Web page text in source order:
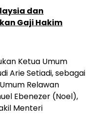
dan
Gaji Hakim
Ketua Umum
Arie Setiadi, sebagai
Relawan
Ebenezer (Noel),
Menteri